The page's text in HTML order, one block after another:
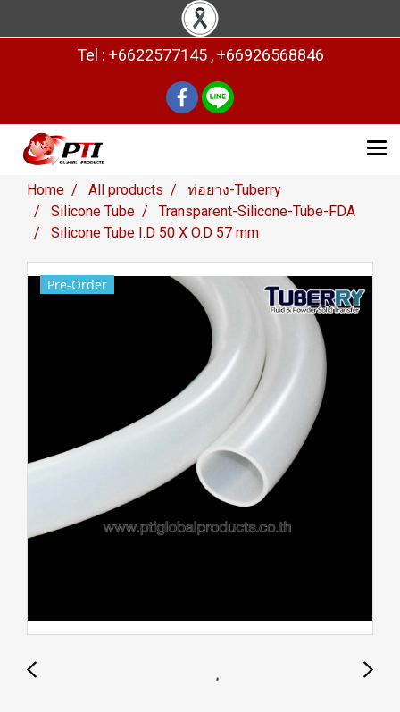
Tel : +6622577145 , +66926568846
Home All products
ท่อยาง-Tuberry
Silicone Tube
Transparent-Silicone-Tube-FDA
Silicone Tube I.D 50 X O.D 57 mm
Pre-Order